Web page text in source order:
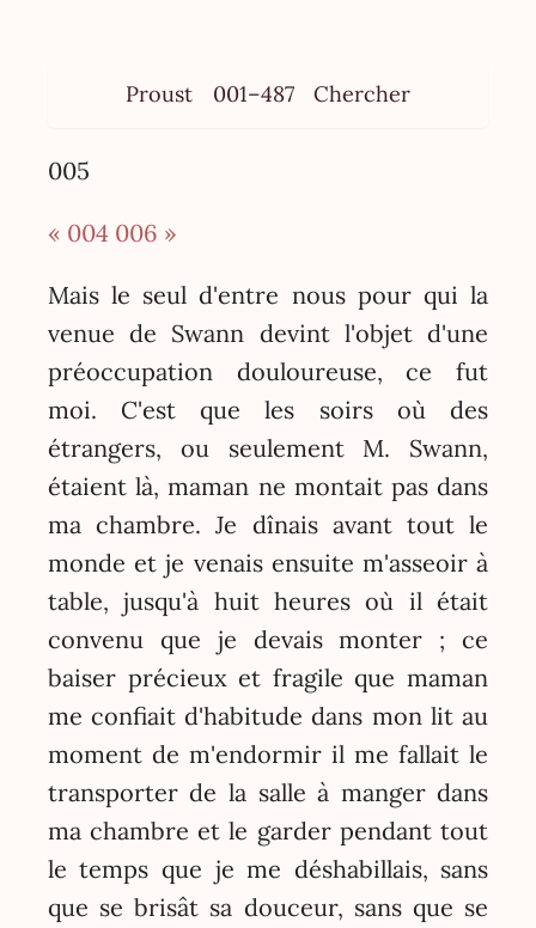
Proust 001–487 Chercher
005
« 004 006 »
Mais le seul d'entre nous pour qui la
venue de Swann devint l'objet d'une
préoccupation douloureuse, ce fut
moi. C'est que les soirs où des
étrangers, ou seulement M. Swann,
étaient là, maman ne montait pas dans
ma chambre. Je dînais avant tout le
monde et je venais ensuite m'asseoir à
table, jusqu'à huit heures où il était
convenu que je devais monter ; ce
baiser précieux et fragile que maman
me confiait d'habitude dans mon lit au
moment de m'endormir il me fallait le
transporter de la salle à manger dans
ma chambre et le garder pendant tout
le temps que je me déshabillais, sans
que se brisât sa douceur, sans que se